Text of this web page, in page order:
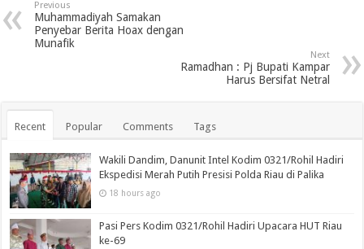
Previous
Muhammadiyah Samakan
Penyebar Berita Hoax dengan
Munafik
Next
Ramadhan : Pj Bupati Kampar
Harus Bersifat Netral
Recent Popular Comments Tags
Wakili Dandim, Danunit Intel Kodim 0321/Rohil Hadiri
Ekspedisi Merah Putih Presisi Polda Riau di Palika
18 hours ago
Pasi Pers Kodim 0321/Rohil Hadiri Upacara HUT Riau
ke-69